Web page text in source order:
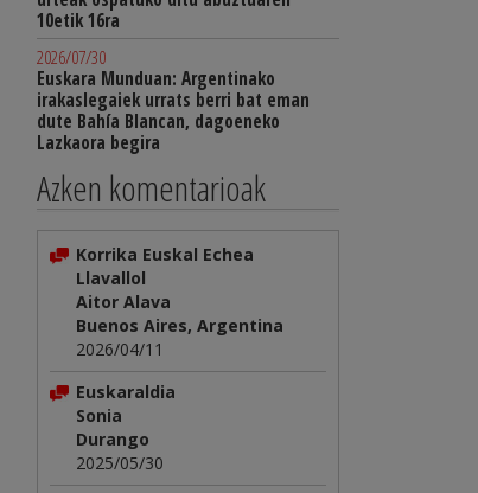
10etik 16ra
2026/07/30
Euskara Munduan: Argentinako
irakaslegaiek urrats berri bat eman
dute Bahía Blancan, dagoeneko
Lazkaora begira
Azken komentarioak
Korrika Euskal Echea
Llavallol
Aitor Alava
Buenos Aires, Argentina
2026/04/11
Euskaraldia
Sonia
Durango
2025/05/30